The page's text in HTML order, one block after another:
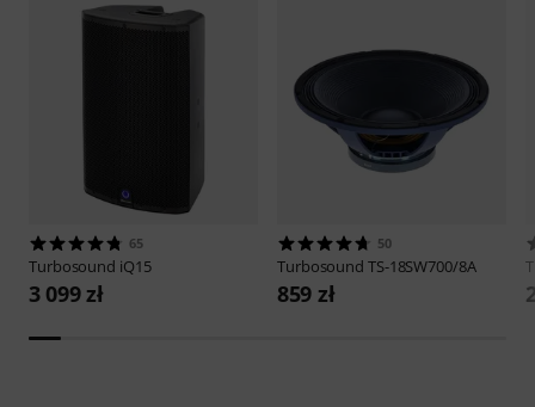
65
Turbosound iQ15
3 099 zł
50
Turbosound TS-18SW700/8A
859 zł